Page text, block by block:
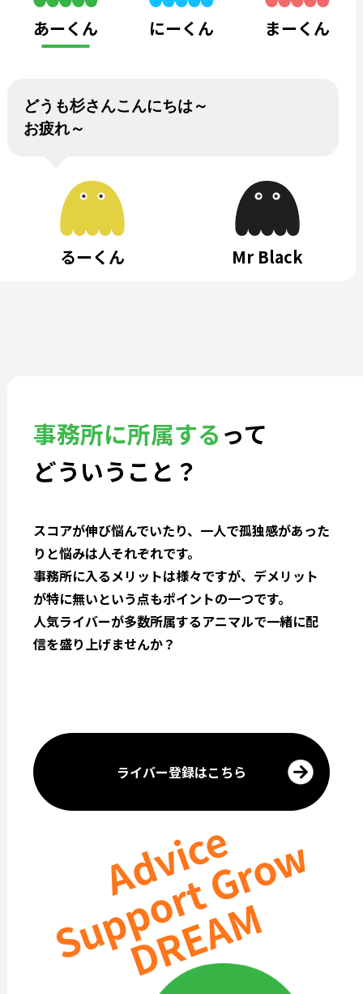
あーくん にーくん まーくん
どうも杉さんこんにちは～
お疲れ～
るーくん Mr Black
事務所に所属するって
どういうこと？
スコアが伸び悩んでいたり、一人で孤独感があった
りと悩みは人それぞれです。
事務所に入るメリットは様々ですが、デメリット
が特に無いという点もポイントの一つです。
人気ライバーが多数所属するアニマルで一緒に配
信を盛り上げませんか？
ライバー登録はこちら
Advice
Support Grow
DREAM